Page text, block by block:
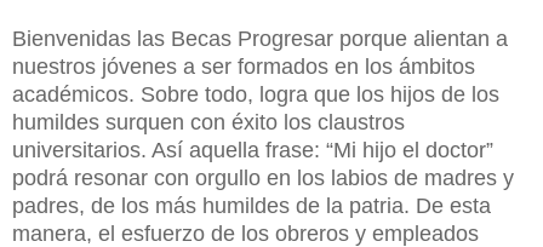
Bienvenidas las Becas Progresar porque alientan a
nuestros jóvenes a ser formados en los ámbitos
académicos. Sobre todo, logra que los hijos de los
humildes surquen con éxito los claustros
universitarios. Así aquella frase: “Mi hijo el doctor”
podrá resonar con orgullo en los labios de madres y
padres, de los más humildes de la patria. De esta
manera, el esfuerzo de los obreros y empleados